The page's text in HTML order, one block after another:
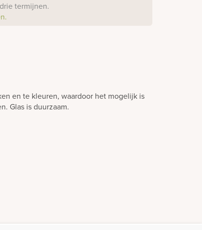
termijnen.
en te kleuren, waardoor het mogelijk is
Glas is duurzaam.